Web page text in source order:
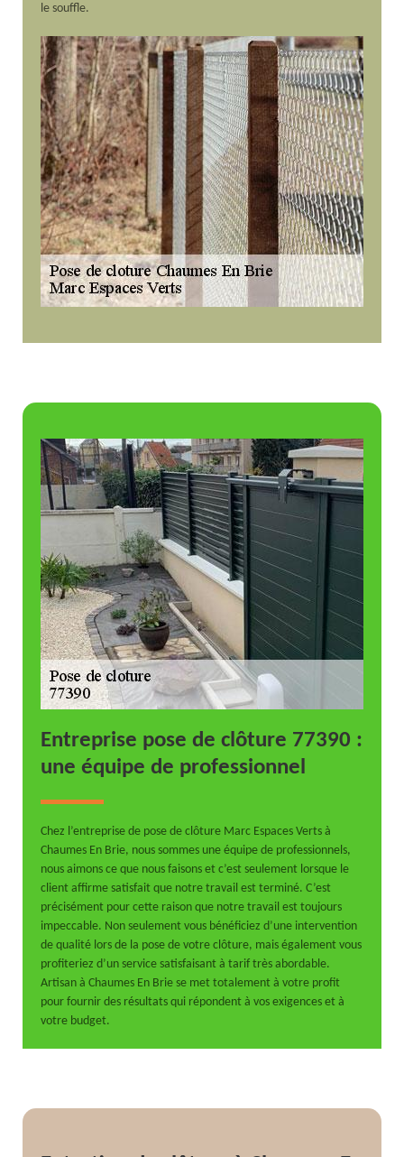
le souffle.
Entreprise pose de clôture 77390 :
une équipe de professionnel
Chez l’entreprise de pose de clôture Marc Espaces Verts à
Chaumes En Brie, nous sommes une équipe de professionnels,
nous aimons ce que nous faisons et c’est seulement lorsque le
client affirme satisfait que notre travail est terminé. C’est
précisément pour cette raison que notre travail est toujours
impeccable. Non seulement vous bénéficiez d’une intervention
de qualité lors de la pose de votre clôture, mais également vous
profiteriez d’un service satisfaisant à tarif très abordable.
Artisan à Chaumes En Brie se met totalement à votre profit
pour fournir des résultats qui répondent à vos exigences et à
votre budget.